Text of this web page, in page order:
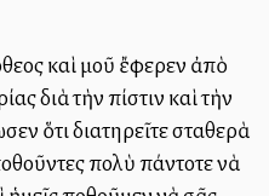
καὶ μοῦ ἔφερεν ἀπὸ
διὰ τὴν πίστιν καὶ τὴν
ὅτι διατηρεῖτε σταθερὰ
πολὺ πάντοτε νὰ